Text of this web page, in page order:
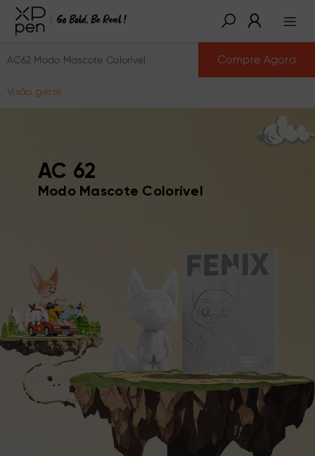
AC62 Modo Mascote Colorível
Visão geral
Compre Agora
AC 62
Modo Mascote Colorível